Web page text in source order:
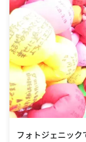
フォトジェニック